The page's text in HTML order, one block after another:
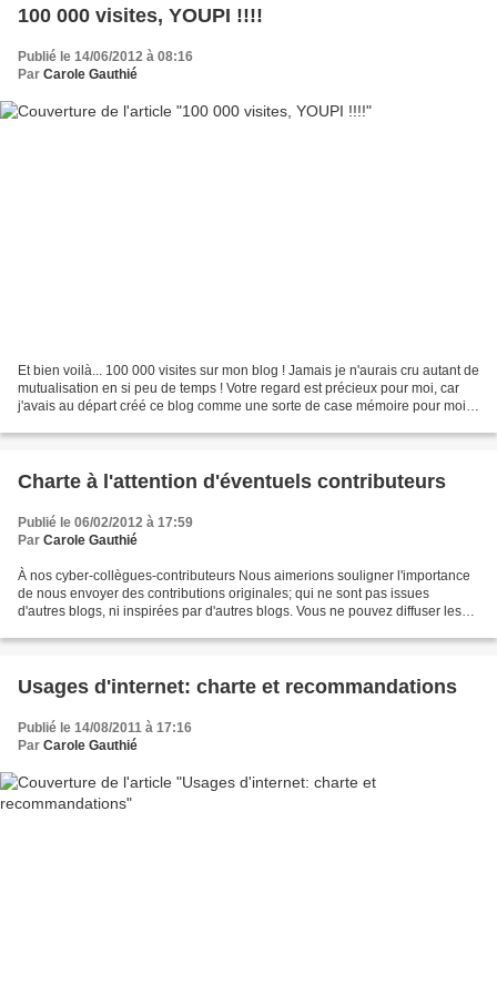
100 000 visites, YOUPI !!!!
Publié le 14/06/2012 à 08:16
Par Carole Gauthié
Et bien voilà... 100 000 visites sur mon blog ! Jamais je n'aurais cru autant de
mutualisation en si peu de temps ! Votre regard est précieux pour moi, car
j'avais au départ créé ce blog comme une sorte de case mémoire pour moi!
Charte à l'attention d'éventuels contributeurs
Publié le 06/02/2012 à 17:59
Par Carole Gauthié
À nos cyber-collègues-contributeurs Nous aimerions souligner l'importance
de nous envoyer des contributions originales; qui ne sont pas issues
d'autres blogs, ni inspirées par d'autres blogs. Vous ne pouvez diffuser les
Usages d'internet: charte et recommandations
Publié le 14/08/2011 à 17:16
Par Carole Gauthié